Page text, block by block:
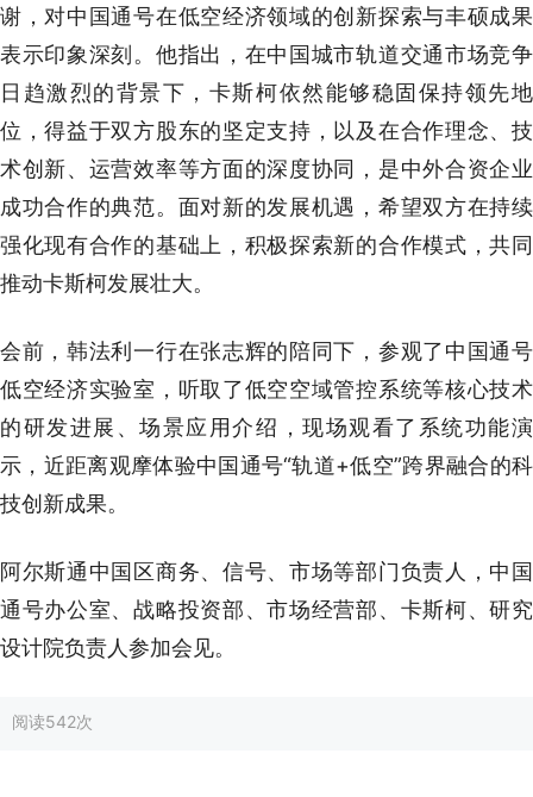
谢，对中国通号在低空经济领域的创新探索与丰硕成果
表示印象深刻。他指出，在中国城市轨道交通市场竞争
日趋激烈的背景下，卡斯柯依然能够稳固保持领先地
位，得益于双方股东的坚定支持，以及在合作理念、技
术创新、运营效率等方面的深度协同，是中外合资企业
成功合作的典范。面对新的发展机遇，希望双方在持续
强化现有合作的基础上，积极探索新的合作模式，共同
推动卡斯柯发展壮大。
会前，韩法利一行在张志辉的陪同下，参观了中国通号
低空经济实验室，听取了低空空域管控系统等核心技术
的研发进展、场景应用介绍，现场观看了系统功能演
示，近距离观摩体验中国通号“轨道+低空”跨界融合的科
技创新成果。
阿尔斯通中国区商务、信号、市场等部门负责人，中国
通号办公室、战略投资部、市场经营部、卡斯柯、研究
设计院负责人参加会见。
阅读542次